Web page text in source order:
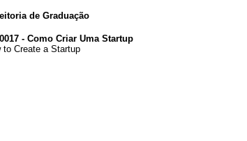
de Graduação
- Como Criar Uma Startup
to Create a Startup